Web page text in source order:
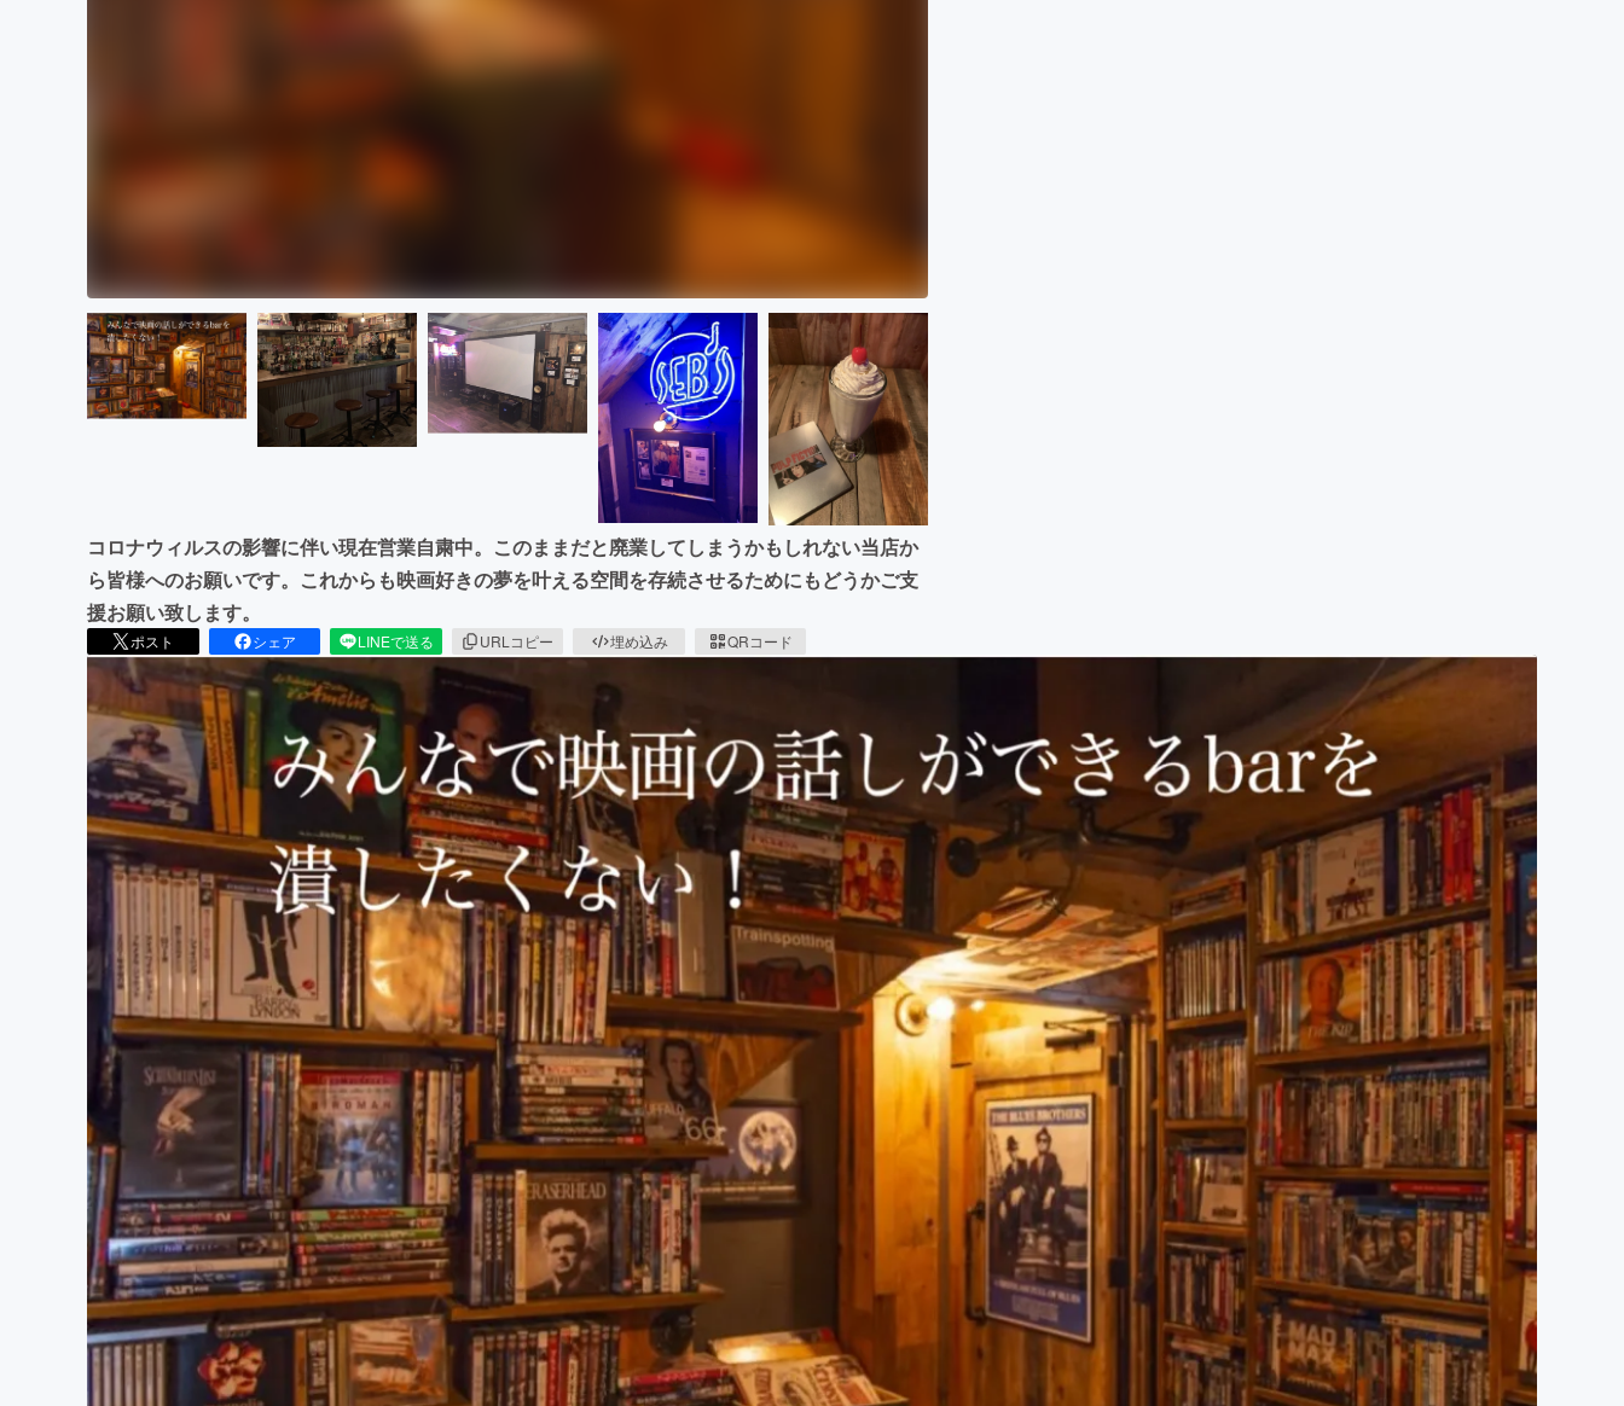
コロナウィルスの影響に伴い現在営業自粛中。このままだと廃業してしまうかもしれない当店か
ら皆様へのお願いです。これからも映画好きの夢を叶える空間を存続させるためにもどうかご支
援お願い致します。
ポスト シェア LINEで送る URLコピー 埋め込み QRコード